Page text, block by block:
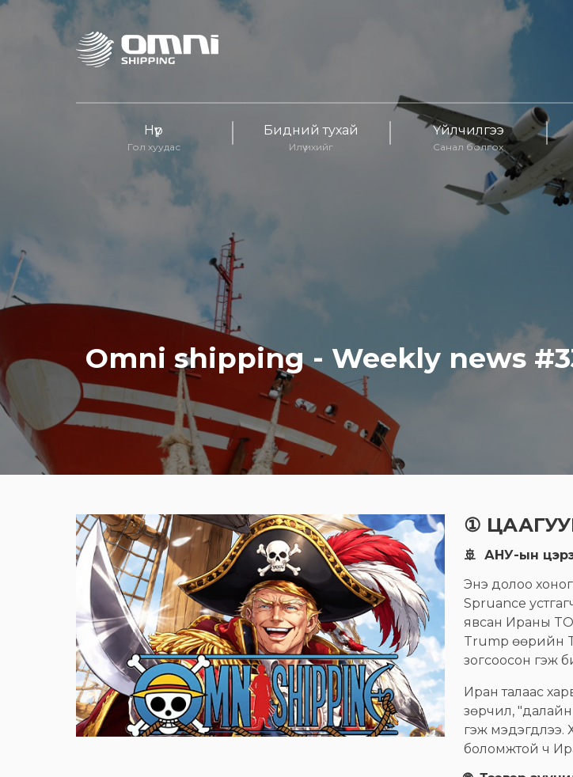
Нүүр
Гол хуудас
Бидний тухай
Илүү ихийг
Үйлчилгээ
Санал болгох
Omni shipping - Weekly news
①
🚢 АНУ-ын
Энэ долоо
Spruance
явсан Ираны
Trump өөрийн
зогсоосон гэж
Иран талаас
зөрчил,
гэж мэдэгдлээ.
боломжтой ч